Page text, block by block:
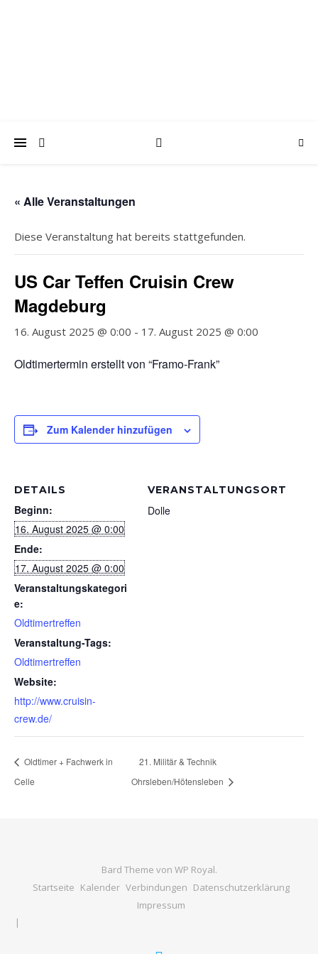
« Alle Veranstaltungen
Diese Veranstaltung hat bereits stattgefunden.
US Car Teffen Cruisin Crew
Magdeburg
16. August 2025 @ 0:00 - 17. August 2025 @ 0:00
Oldtimertermin erstellt von “Framo-Frank”
Zum Kalender hinzufügen
DETAILS
Beginn:
16. August 2025 @ 0:00
Ende:
17. August 2025 @ 0:00
Veranstaltungskategori
e:
Oldtimertreffen
Veranstaltung-Tags:
Oldtimertreffen
Website:
http://www.cruisin-
crew.de/
VERANSTALTUNGSORT
Dolle
Oldtimer + Fachwerk in
Celle
21. Militär & Technik
Ohrsleben/Hötensleben
Bard Theme von WP Royal.
Startseite Kalender Verbindungen Datenschutzerklärung
Impressum